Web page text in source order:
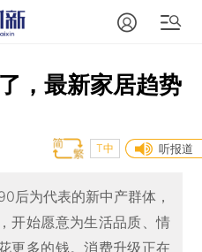
，最新家居趋势
听报道
T中
后为代表的新中产群体，
开始愿意为生活品质、情
更多的钱。消费升级正在